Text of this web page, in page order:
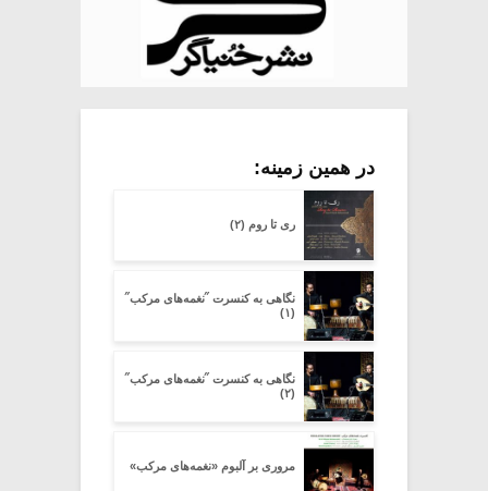
در همین زمینه:
ری تا روم (۲)
نگاهی به کنسرت ˝نغمه‌های مرکب˝
(۱)
نگاهی به کنسرت ˝نغمه‌های مرکب˝
(۲)
مروری بر آلبوم «نغمه‌های مرکب»